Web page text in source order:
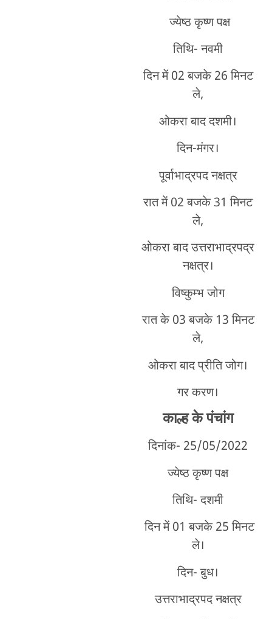
ज्येष्ठ कृष्ण पक्ष
तिथि- नवमी
दिन में 02 बजके 26 मिनट
ले,
ओकरा बाद दशमी।
दिन-मंगर।
पूर्वाभाद्रपद नक्षत्र
रात में 02 बजके 31 मिनट
ले,
ओकरा बाद उत्तराभाद्रपद्र
नक्षत्र।
विष्कुम्भ जोग
रात के 03 बजके 13 मिनट
ले,
ओकरा बाद प्रीति जोग।
गर करण।
काल्ह के पंचांग
दिनांक- 25/05/2022
ज्येष्ठ कृष्ण पक्ष
तिथि- दशमी
दिन में 01 बजके 25 मिनट
ले।
दिन- बुध।
उत्तराभाद्रपद नक्षत्र